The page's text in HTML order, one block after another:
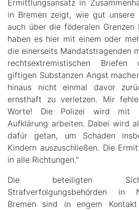
Ermittlungsansatz in
in Bremen zeigt, wie gut unsere
auch über die föderalen Grenzen
haben es hier mit einem oder
die einerseits Mandatstragenden
rechtsextremistischen Briefen
giftigen Substanzen Angst
hinaus nicht einmal davor
ernsthaft zu verletzen. Mir
Worte! Die Polizei wird mit
Aufklärung arbeiten. Dabei wird
dafür getan, um Schaden
Kindern auszuschließen. Die
in alle Richtungen."
Die beteiligten
Strafverfolgungsbehörden in
Bremen sind in engem